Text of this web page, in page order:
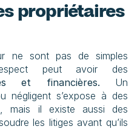
propriétaires
ne sont pas de simples
et financières. Un
négligent s’expose à des
mais il existe aussi des
les litiges avant qu’ils